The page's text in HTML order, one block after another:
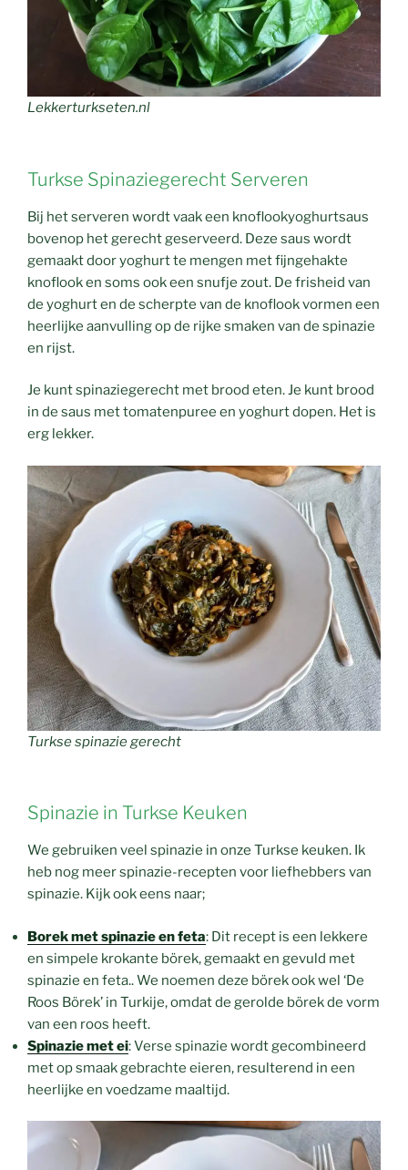
Lekkerturkseten.nl
Turkse Spinaziegerecht Serveren
Bij het serveren wordt vaak een knoflookyoghurtsaus
bovenop het gerecht geserveerd. Deze saus wordt
gemaakt door yoghurt te mengen met fijngehakte
knoflook en soms ook een snufje zout. De frisheid van
de yoghurt en de scherpte van de knoflook vormen een
heerlijke aanvulling op de rijke smaken van de spinazie
en rijst.
Je kunt spinaziegerecht met brood eten. Je kunt brood
in de saus met tomatenpuree en yoghurt dopen. Het is
erg lekker.
Turkse spinazie gerecht
Spinazie in Turkse Keuken
We gebruiken veel spinazie in onze Turkse keuken. Ik
heb nog meer spinazie-recepten voor liefhebbers van
spinazie. Kijk ook eens naar;
Borek met spinazie en feta: Dit recept is een lekkere
en simpele krokante börek, gemaakt en gevuld met
spinazie en feta.. We noemen deze börek ook wel ‘De
Roos Börek’ in Turkije, omdat de gerolde börek de vorm
van een roos heeft.
Spinazie met ei: Verse spinazie wordt gecombineerd
met op smaak gebrachte eieren, resulterend in een
heerlijke en voedzame maaltijd.